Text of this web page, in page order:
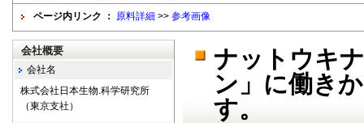
ページ内リンク ： 原料詳細 >> 参考画像
ナットウキ
ン」に働き
す。
会社概要
会社名
株式会社日本生物.科学研究所
（東京支社）